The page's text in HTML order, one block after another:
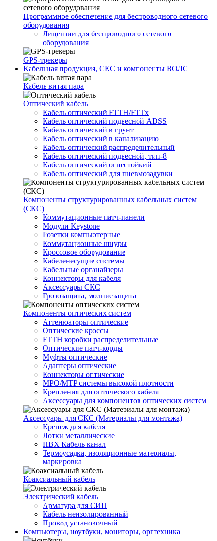
Программное обеспечение для беспроводного сетевого
оборудования
Лицензии для беспроводного сетевого
оборудования
GPS-трекеры
Кабельная продукция, СКС и компоненты ВОЛС
Кабель витая пара
Оптический кабель
Кабель оптический FTTH/FTTx
Кабель оптический подвесной ADSS
Кабель оптический в грунт
Кабель оптический в канализацию
Кабель оптический распределительный
Кабель оптический подвесной, тип-8
Кабель оптический огнестойкий
Кабель оптический для пневмозадувки
Компоненты структурированных кабельных систем
(СКС)
Коммутационные патч-панели
Модули Keystone
Розетки компьютерные
Коммутационные шнуры
Кроссовое оборудование
Кабеленесущие системы
Кабельные органайзеры
Коннекторы для кабеля
Аксессуары СКС
Грозозащита, молниезащита
Компоненты оптических систем
Аттенюаторы оптические
Оптические кроссы
FTTH коробки распределительные
Оптические патч-корды
Муфты оптические
Адаптеры оптические
Коннекторы оптические
MPO/MTP системы высокой плотности
Крепления для оптического кабеля
Аксессуары для компонентов оптических систем
Аксессуары для СКС (Материалы для монтажа)
Крепеж для кабеля
Лотки металлические
ПВХ Кабель канал
Термоусадка, изоляционные материалы,
маркировка
Коаксиальный кабель
Электрический кабель
Арматура для СИП
Кабель неизолированный
Провод установочный
Компьютеры, ноутбуки, мониторы, оргтехника